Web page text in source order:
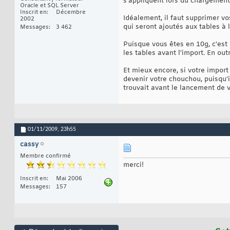
Oracle et SQL Server
Inscrit en
Décembre
2002
Messages
3 462
Idéalement, il faut supprimer
qui seront ajoutés aux tables à
Puisque vous êtes en 10g,
les tables avant l'import. En
Et mieux encore, si votre
devenir votre chouchou,
trouvait avant le lancement de
01/11/2009, 23h55
cassy
Membre confirmé
Inscrit en
Mai 2006
Messages
157
merci!